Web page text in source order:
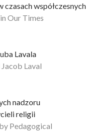
czasach współczesnych
Our Times
Lavala
Laval
nadzoru
religii
Pedagogical